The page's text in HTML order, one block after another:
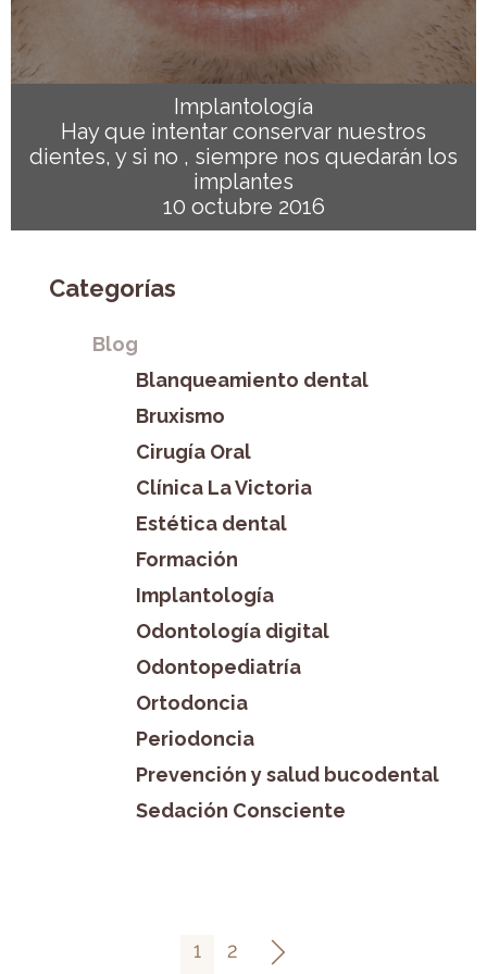
Implantología
Hay que intentar conservar nuestros
dientes, y si no , siempre nos quedarán los
implantes
10 octubre 2016
Categorías
Blog
Blanqueamiento dental
Bruxismo
Cirugía Oral
Clínica La Victoria
Estética dental
Formación
Implantología
Odontología digital
Odontopediatría
Ortodoncia
Periodoncia
Prevención y salud bucodental
Sedación Consciente
1 2